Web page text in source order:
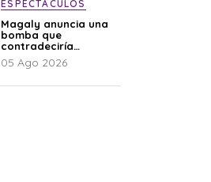
ESPECTÁCULOS
Magaly anuncia una
bomba que
contradeciría
comunicado de La
Bella Luz: “Hay un
05 Ago 2026